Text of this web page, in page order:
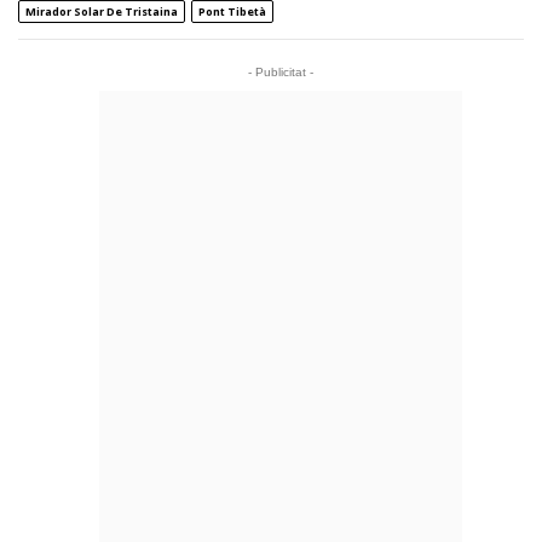
Mirador Solar De Tristaina
Pont Tibetà
- Publicitat -